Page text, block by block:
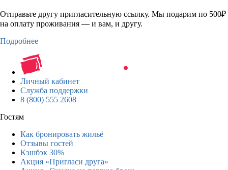
Отправьте другу пригласительную ссылку. Мы подарим по 500₽
на оплату проживания — и вам, и другу.
Подробнее
Личный кабинет
Служба поддержки
8 (800) 555 2608
Гостям
Как бронировать жильё
Отзывы гостей
Кэшбэк 30%
Акция «Пригласи друга»